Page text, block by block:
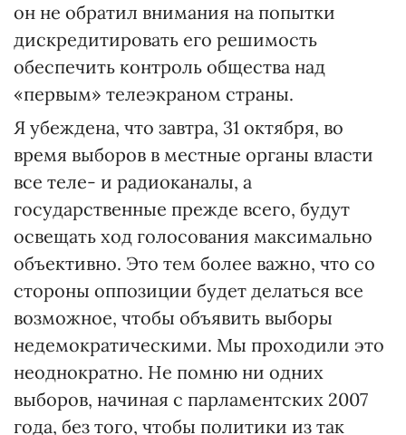
он не обратил внимания на попытки
дискредитировать его решимость
обеспечить контроль общества над
«первым» телеэкраном страны.
Я убеждена, что завтра, 31 октября, во
время выборов в местные органы власти
все теле- и радиоканалы, а
государственные прежде всего, будут
освещать ход голосования максимально
объективно. Это тем более важно, что со
стороны оппозиции будет делаться все
возможное, чтобы объявить выборы
недемократическими. Мы проходили это
неоднократно. Не помню ни одних
выборов, начиная с парламентских 2007
года, без того, чтобы политики из так